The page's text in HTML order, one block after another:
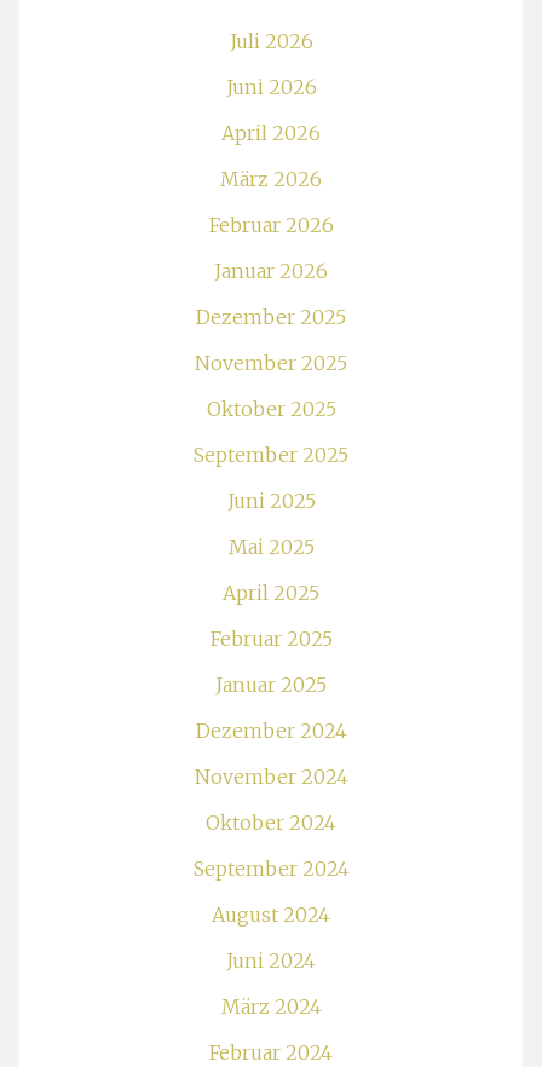
Juli 2026
Juni 2026
April 2026
März 2026
Februar 2026
Januar 2026
Dezember 2025
November 2025
Oktober 2025
September 2025
Juni 2025
Mai 2025
April 2025
Februar 2025
Januar 2025
Dezember 2024
November 2024
Oktober 2024
September 2024
August 2024
Juni 2024
März 2024
Februar 2024